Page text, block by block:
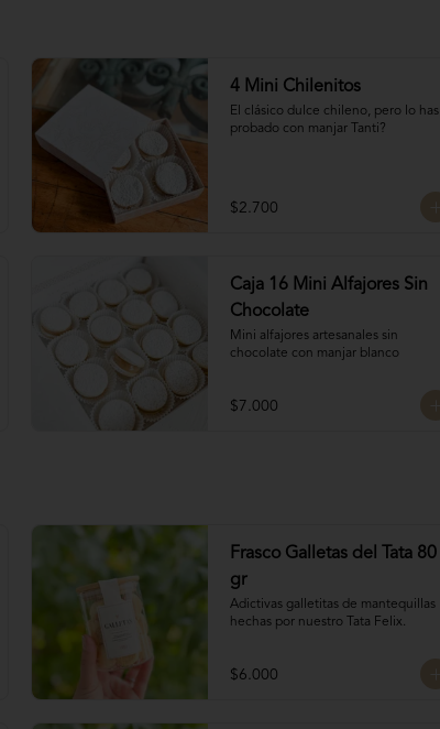
4 Mini Chilenitos
El clásico dulce chileno, pero lo has
probado con manjar Tanti?
$2.700
Caja 16 Mini Alfajores Sin
Chocolate
Mini alfajores artesanales sin
chocolate con manjar blanco
$7.000
Frasco Galletas del Tata 80
gr
Adictivas galletitas de mantequillas
hechas por nuestro Tata Felix.
$6.000